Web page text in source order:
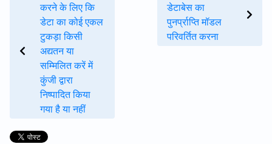
करने के लिए कि
डेटा का कोई एकल
टुकड़ा किसी
अद्यतन या
सम्मिलित करें में
कुंजी द्वारा
निष्पादित किया
गया है या नहीं
डेटाबेस का
पुनर्प्राप्ति मॉडल
परिवर्तित करना